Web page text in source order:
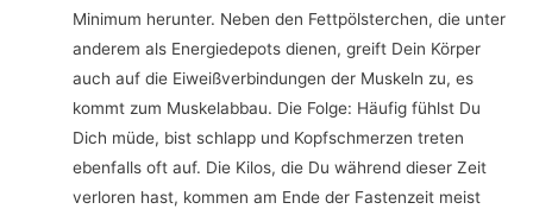
Minimum herunter. Neben den Fettpölsterchen, die unter
anderem als Energiedepots dienen, greift Dein Körper
auch auf die Eiweißverbindungen der Muskeln zu, es
kommt zum Muskelabbau. Die Folge: Häufig fühlst Du
Dich müde, bist schlapp und Kopfschmerzen treten
ebenfalls oft auf. Die Kilos, die Du während dieser Zeit
verloren hast, kommen am Ende der Fastenzeit meist